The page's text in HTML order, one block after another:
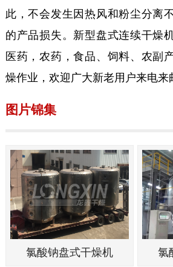
此，不会发生因热风和粉尘分离
的产品损失。新型盘式连续干燥
医药，农药，食品、饲料、农副
燥作业，欢迎广大新老用户来电来
图片锦集
氯酸钠盘式干燥机 氯